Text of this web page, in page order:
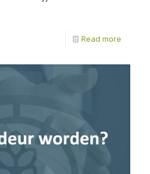
Read more